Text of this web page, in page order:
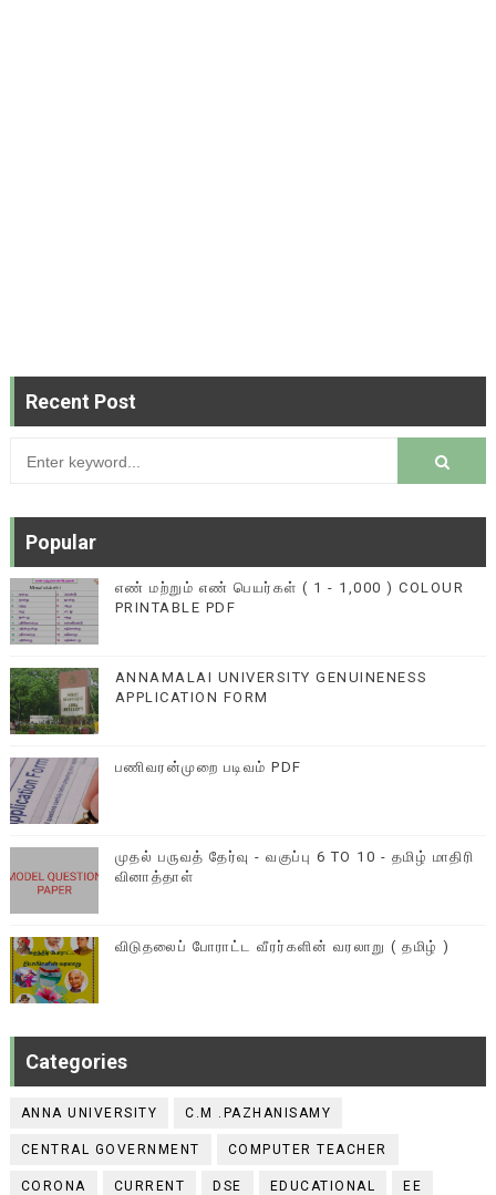
Recent Post
Popular
எண் மற்றும் எண் பெயர்கள் ( 1 - 1,000 ) COLOUR
PRINTABLE PDF
ANNAMALAI UNIVERSITY GENUINENESS
APPLICATION FORM
பணிவரன்முறை படிவம் PDF
முதல் பருவத் தேர்வு - வகுப்பு 6 TO 10 - தமிழ் மாதிரி
வினாத்தாள்
விடுதலைப் போராட்ட வீரர்களின் வரலாறு ( தமிழ் )
Categories
ANNA UNIVERSITY C.M .PAZHANISAMY
CENTRAL GOVERNMENT COMPUTER TEACHER
CORONA CURRENT DSE EDUCATIONAL EE